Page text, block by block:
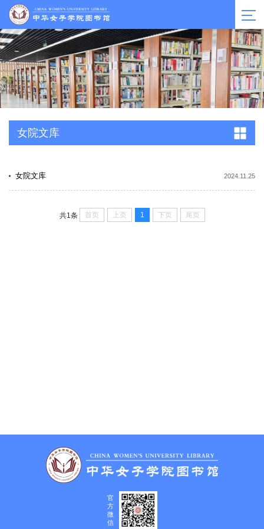
女院文库
女院文库 2024.11.25
共1条 首页 上页 1 下页 尾页
官
方
微
信